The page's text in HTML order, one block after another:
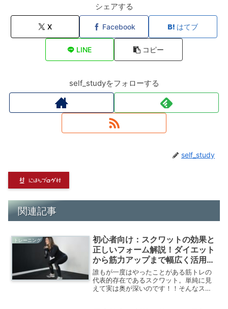
シェアする
X Facebook はてブ
LINE コピー
self_studyをフォローする
self_study
関連記事
トレーニング
初心者向け：スクワットの効果と
正しいフォーム解説！ダイエット
から筋力アップまで幅広く活用し
よう
誰もが一度はやったことがある筋トレの
代表的存在であるスクワット。単純に見
えて実は奥が深いのです！！そんなスク